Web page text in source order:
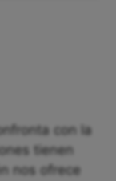
con la
tienen
nos ofrece